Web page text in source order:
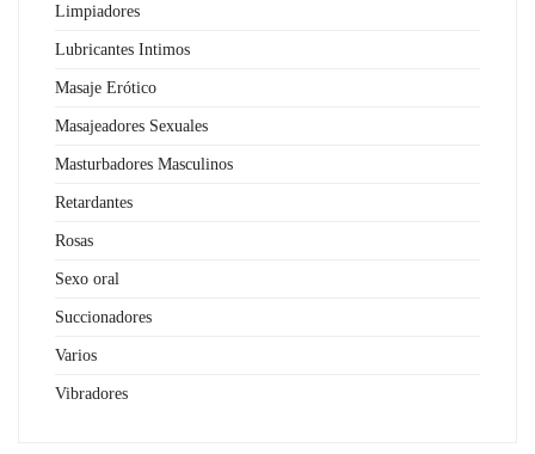
Limpiadores
Lubricantes Intimos
Masaje Erótico
Masajeadores Sexuales
Masturbadores Masculinos
Retardantes
Rosas
Sexo oral
Succionadores
Varios
Vibradores